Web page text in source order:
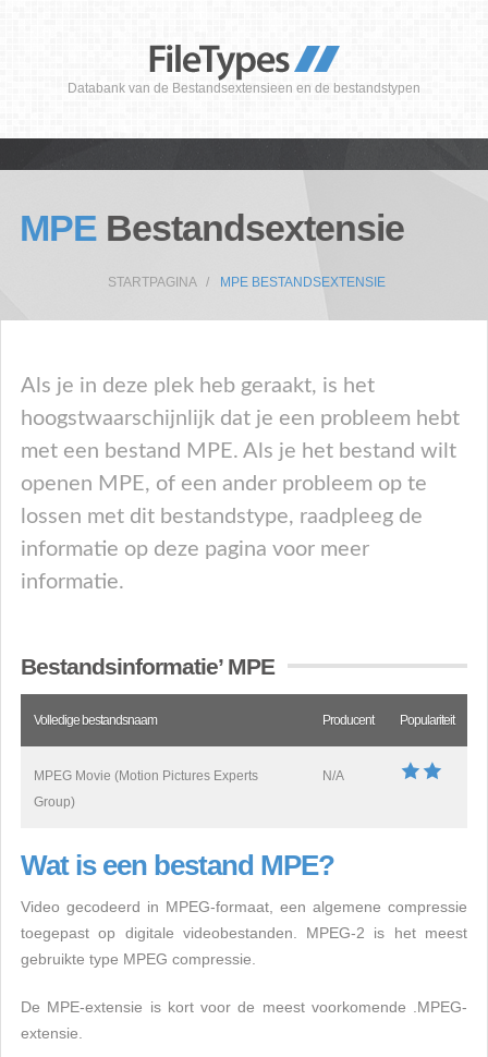
Databank van de Bestandsextensieen en de bestandstypen
MPE Bestandsextensie
STARTPAGINA MPE BESTANDSEXTENSIE
Als je in deze plek heb geraakt, is het
hoogstwaarschijnlijk dat je een probleem hebt
met een bestand MPE. Als je het bestand wilt
openen MPE, of een ander probleem op te
lossen met dit bestandstype, raadpleeg de
informatie op deze pagina voor meer
informatie.
Bestandsinformatie’ MPE
Volledige bestandsnaam Producent Populariteit
MPEG Movie (Motion Pictures Experts
Group)
N/A
Wat is een bestand MPE?
Video gecodeerd in MPEG-formaat, een algemene compressie
toegepast op digitale videobestanden. MPEG-2 is het meest
gebruikte type MPEG compressie.
De MPE-extensie is kort voor de meest voorkomende .MPEG-
extensie.